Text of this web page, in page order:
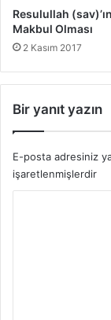
d
i
s
e
Resulullah
Makbul Olması
2 Kasım 2017
Bir yanıt yazın
E-posta adresiniz
işaretlenmişlerdir